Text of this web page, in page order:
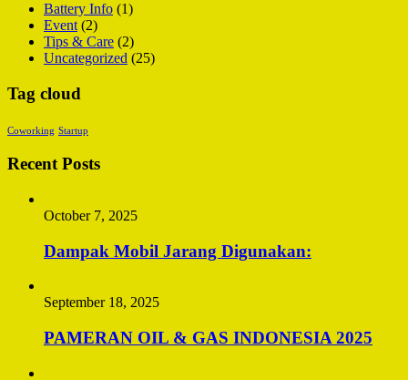
Battery Info (1)
Event (2)
Tips & Care (2)
Uncategorized (25)
Tag cloud
Coworking Startup
Recent Posts
October 7, 2025
Dampak Mobil Jarang Digunakan:
September 18, 2025
PAMERAN OIL & GAS INDONESIA 2025